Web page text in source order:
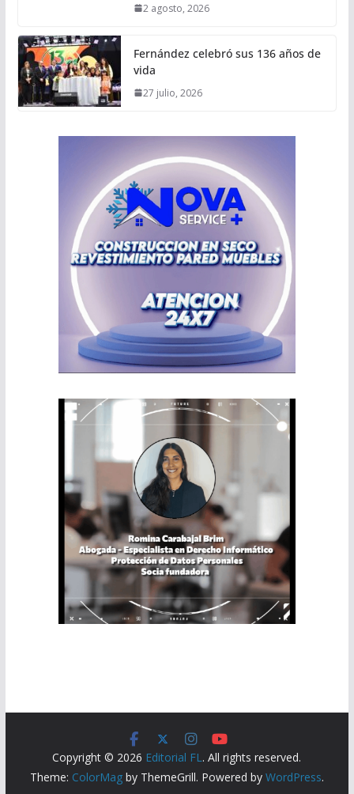
2 agosto, 2026
Fernández celebró sus 136 años de
vida
27 julio, 2026
Copyright © 2026 Editorial FL. All rights reserved.
Theme: ColorMagby ThemeGrill. Powered by WordPress.